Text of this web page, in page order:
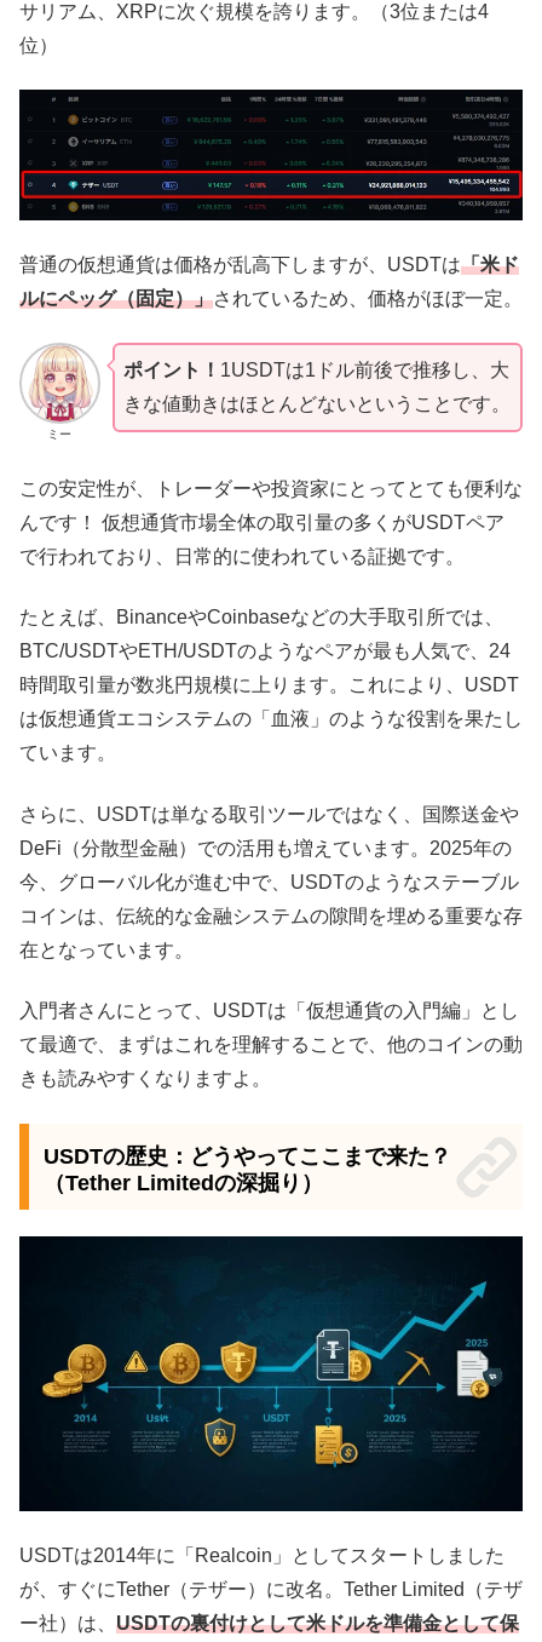
サリアム、XRPに次ぐ規模を誇ります。（3位または4
位）
普通の仮想通貨は価格が乱高下しますが、USDTは「米ド
ルにペッグ（固定）」されているため、価格がほぼ一定。
ミー
ポイント！ 1USDTは1ドル前後で推移し、大
きな値動きはほとんどないということです。
この安定性が、トレーダーや投資家にとってとても便利な
んです！ 仮想通貨市場全体の取引量の多くがUSDTペア
で行われており、日常的に使われている証拠です。
たとえば、BinanceやCoinbaseなどの大手取引所では、
BTC/USDTやETH/USDTのようなペアが最も人気で、24
時間取引量が数兆円規模に上ります。これにより、USDT
は仮想通貨エコシステムの「血液」のような役割を果たし
ています。
さらに、USDTは単なる取引ツールではなく、国際送金や
DeFi（分散型金融）での活用も増えています。2025年の
今、グローバル化が進む中で、USDTのようなステーブル
コインは、伝統的な金融システムの隙間を埋める重要な存
在となっています。
入門者さんにとって、USDTは「仮想通貨の入門編」とし
て最適で、まずはこれを理解することで、他のコインの動
きも読みやすくなりますよ。
USDTの歴史：どうやってここまで来た？
（Tether Limitedの深掘り）
USDTは2014年に「Realcoin」としてスタートしました
が、すぐにTether（テザー）に改名。Tether Limited（テザ
ー社）は、 USDTの裏付けとして米ドルを準備金として保